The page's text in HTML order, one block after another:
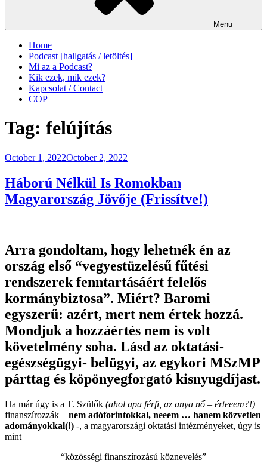
Menu
Home
Podcast [hallgatás / letöltés]
Mi az a Podcast?
Kik ezek, mik ezek?
Kapcsolat / Contact
COP
Tag: felújítás
Posted
October 1, 2022October 2, 2022
Háború Nélkül Is Romokban
Magyarország Jövője (Frissítve!)
Arra gondoltam, hogy lehetnék én az
ország első “vegyestüzelésű fűtési
rendszerek fenntartásáért felelős
kormánybiztosa”. Miért? Baromi
egyszerű: azért, mert nem értek hozzá.
Mondjuk a hozzáértés nem is volt
követelmény soha. Lásd az oktatási-
egészségügyi- belügyi, az egykori MSzMP
párttag és köpönyegforgató kisnyugdíjast.
Ha már úgy is a T. Szülők (ahol apa férfi, az anya nő – érteeem?!)
finanszírozzák – nem adóforintokkal, neeem … hanem közvetlen
adományokkal(!) -, a magyarországi oktatási intézményeket, úgy is
mint
“közösségi finanszírozású köznevelés”